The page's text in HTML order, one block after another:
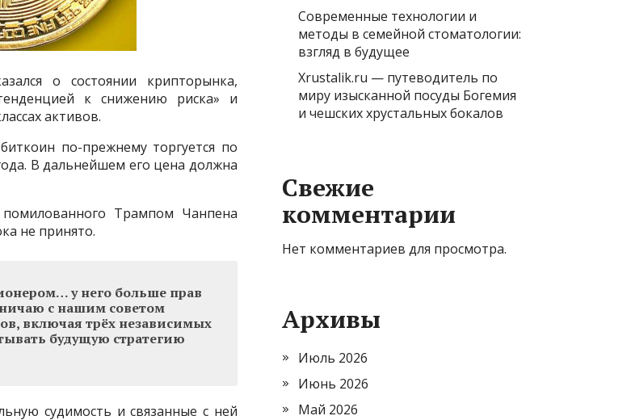
о состоянии крипторынка,
к снижению риска» и
активов.
по-прежнему торгуется по
В дальнейшем его цена должна
Трампом Чанпена
не принято.
у него больше прав
с нашим советом
включая трёх независимых
будущую стратегию
судимость и связанные с ней
Современные технологии и
методы в семейной стоматологии:
взгляд в будущее
Xrustalik.ru — путеводитель по
миру изысканной посуды Богемия
и чешских хрустальных бокалов
Свежие
комментарии
Нет комментариев для просмотра.
Архивы
Июль 2026
Июнь 2026
Май 2026